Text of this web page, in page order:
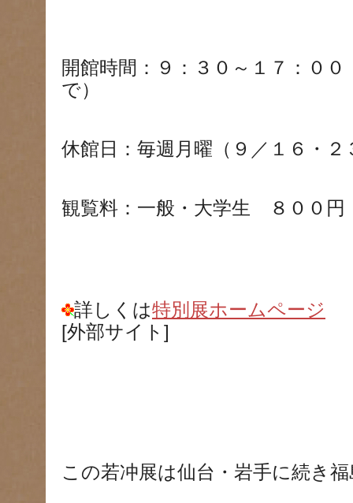
開館時間：９：３０～１７：０
で）
休館日：毎週月曜（９／１６・
観覧料：一般・大学生 ８００
詳しくは特別展ホームページ
[外部サイト]
この若冲展は仙台・岩手に続き